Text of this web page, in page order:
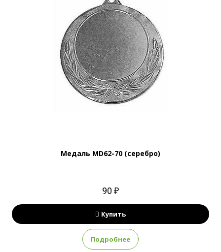
Медаль MD62-70 (серебро)
90 ₽
Купить
Подробнее